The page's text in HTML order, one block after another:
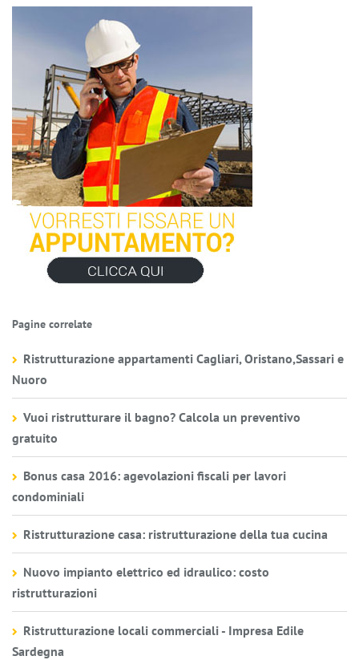
Pagine correlate
Ristrutturazione appartamenti Cagliari, Oristano,Sassari e
Nuoro
Vuoi ristrutturare il bagno? Calcola un preventivo
gratuito
Bonus casa 2016: agevolazioni fiscali per lavori
condominiali
Ristrutturazione casa: ristrutturazione della tua cucina
Nuovo impianto elettrico ed idraulico: costo
ristrutturazioni
Ristrutturazione locali commerciali - Impresa Edile
Sardegna